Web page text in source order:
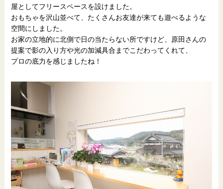
屋としてフリースペースを設けました。
おもちゃを沢山並べて、たくさんお友達が来ても遊べるような
空間にしました。
お家の立地的に北側で日の当たらない所ですけど、原田さんの
提案で影の入り方や光の加減具合までこだわってくれて、
プロの底力を感じましたね！